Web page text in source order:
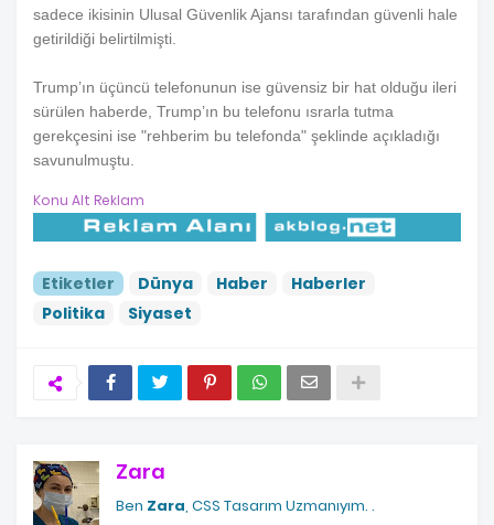
sadece ikisinin Ulusal Güvenlik Ajansı tarafından güvenli hale
getirildiği belirtilmişti.
Trump’ın üçüncü telefonunun ise güvensiz bir hat olduğu ileri
sürülen haberde, Trump’ın bu telefonu ısrarla tutma
gerekçesini ise "rehberim bu telefonda" şeklinde açıkladığı
savunulmuştu.
Konu Alt Reklam
Etiketler Dünya Haber
Haberler
Politika
Siyaset
Zara
Ben Zara, CSS Tasarım Uzmanıyım. .